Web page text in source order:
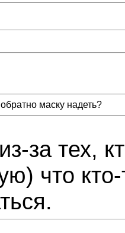
маску надеть?
за тех,
что